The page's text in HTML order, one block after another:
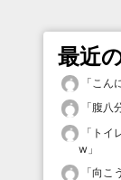
最近
「こん
「腹八
「 トイ
w 」
「向こ